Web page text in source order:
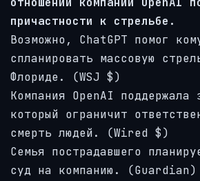
причастности к стрельбе.
Возможно, ChatGPT помог
спланировать массовую
Флориде. (WSJ $)
Компания OpenAI поддержала
который ограничит
смерть людей. (Wired $)
Семья пострадавшего
суд на компанию. (Guardian)